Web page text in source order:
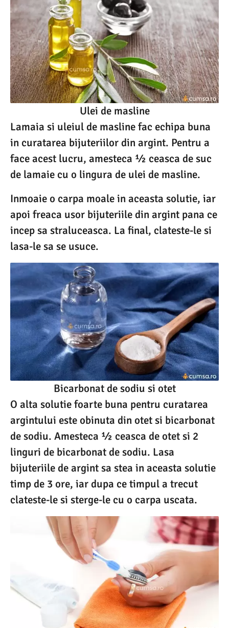
Ulei de masline
Lamaia si uleiul de masline fac echipa buna
in curatarea bijuteriilor din argint. Pentru a
face acest lucru, amesteca ½ ceasca de suc
de lamaie cu o lingura de ulei de masline.
Inmoaie o carpa moale in aceasta solutie, iar
apoi freaca usor bijuteriile din argint pana ce
incep sa straluceasca. La final, clateste-le si
lasa-le sa se usuce.
Bicarbonat de sodiu si otet
O alta solutie foarte buna pentru curatarea
argintului este obinuta din otet si bicarbonat
de sodiu. Amesteca ½ ceasca de otet si 2
linguri de bicarbonat de sodiu. Lasa
bijuteriile de argint sa stea in aceasta solutie
timp de 3 ore, iar dupa ce timpul a trecut
clateste-le si sterge-le cu o carpa uscata.